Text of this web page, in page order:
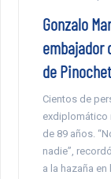
Gonzalo
embajador
de Pinochet
Cientos de
exdiplomático
de 89 años.
nadie”,
a la hazaña